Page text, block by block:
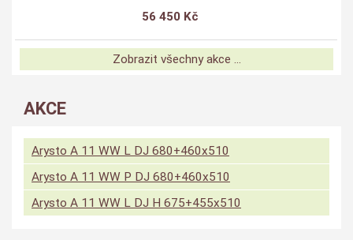
56 450 Kč
Zobrazit všechny akce ...
AKCE
Arysto A 11 WW L DJ 680+460x510
Arysto A 11 WW P DJ 680+460x510
Arysto A 11 WW L DJ H 675+455x510